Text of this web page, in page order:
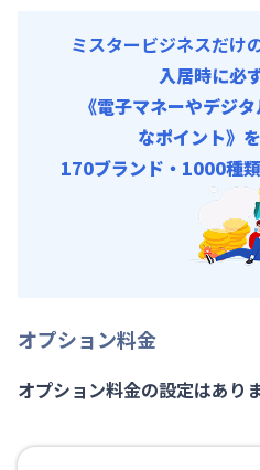
ミスタービジネスだけ
入居時に必
《電子マネーやデジ
なポイント》
170ブランド・1000種
オプション料金
オプション料金の設定はあり